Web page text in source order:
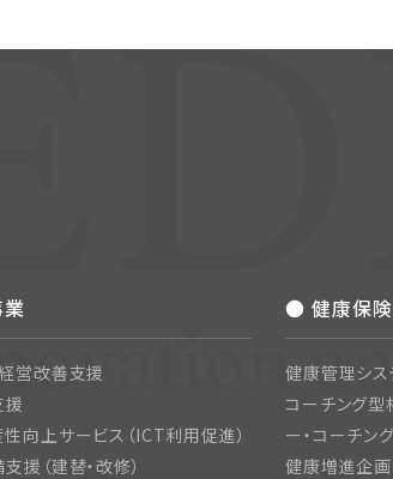
営改善支援
援
向上サービス（ICT利用促進）
援（建替・改修）
● 健康保険
健康管理シス
コーチング型
ー・コーチン
健康増進企